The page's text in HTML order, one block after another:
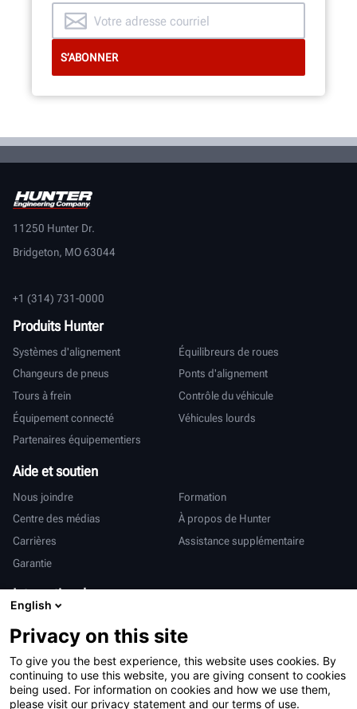
DÉCOUVERTE DE L’INTÉRIEUR
11250 Hunter Dr.
Bridgeton, MO 63044
+1 (314) 731-0000
Produits Hunter
Systèmes d'alignement
Équilibreurs de roues
Changeurs de pneus
Ponts d'alignement
Tours à frein
Contrôle du véhicule
Équipement connecté
Véhicules lourds
Partenaires équipementiers
Aide et soutien
Nous joindre
Formation
Centre des médias
À propos de Hunter
Carrières
Assistance supplémentaire
Garantie
International
亨特中国
English
Privacy on this site
To give you the best experience, this website uses cookies. By
continuing to use this website, you are giving consent to cookies
being used. For information on cookies and how we use them,
please visit our privacy statement and our terms of use.